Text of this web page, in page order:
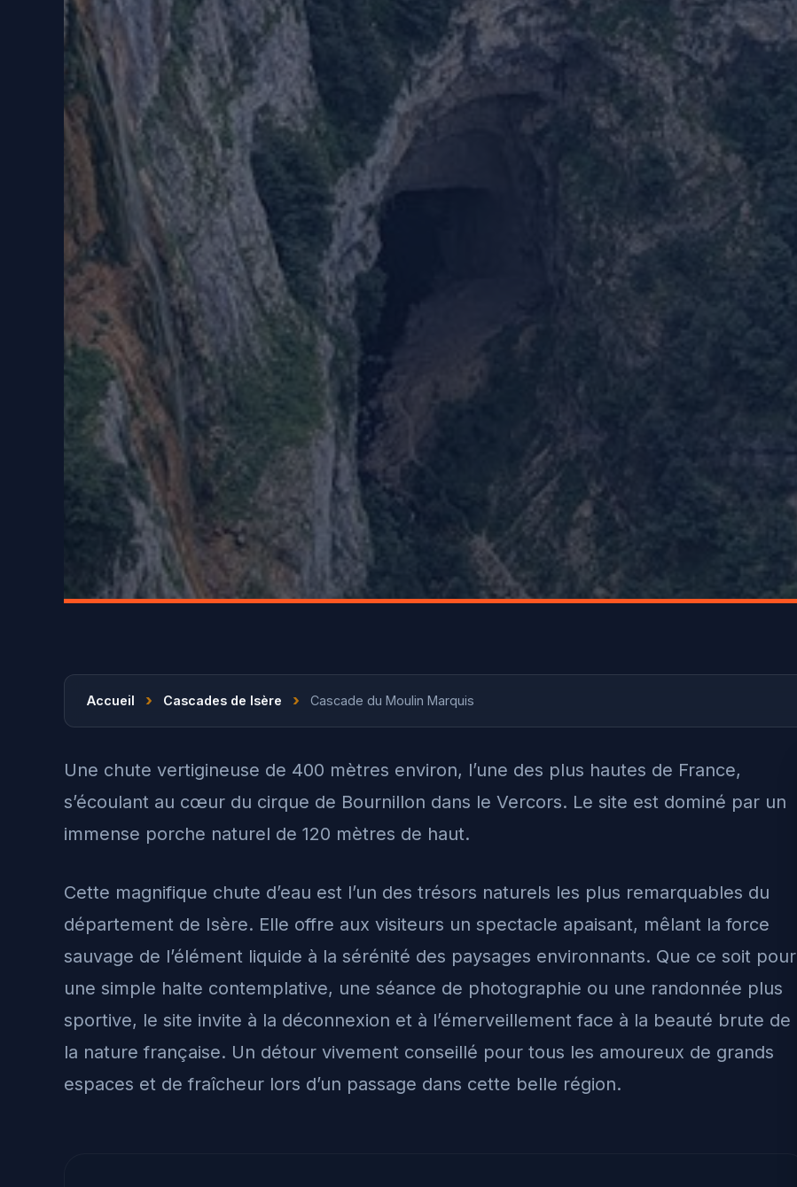
Accueil › Cascades de Isère › Cascade du Moulin Marquis
Une chute vertigineuse de 400 mètres environ, l’une des plus hautes de France,
s’écoulant au cœur du cirque de Bournillon dans le Vercors. Le site est dominé par un
immense porche naturel de 120 mètres de haut.
Cette magnifique chute d’eau est l’un des trésors naturels les plus remarquables du
département de Isère. Elle offre aux visiteurs un spectacle apaisant, mêlant la force
sauvage de l’élément liquide à la sérénité des paysages environnants. Que ce soit pour
une simple halte contemplative, une séance de photographie ou une randonnée plus
sportive, le site invite à la déconnexion et à l’émerveillement face à la beauté brute de
la nature française. Un détour vivement conseillé pour tous les amoureux de grands
espaces et de fraîcheur lors d’un passage dans cette belle région.